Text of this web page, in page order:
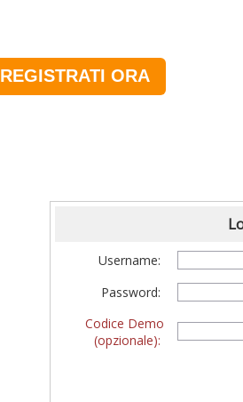
REGISTRATI ORA
Username:
Password:
Codice Demo
(opzionale):